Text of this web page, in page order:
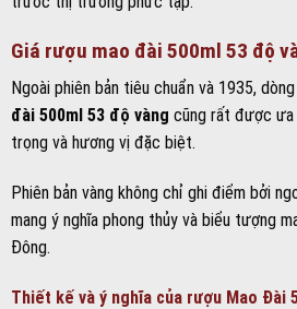
Giá rượu mao đài 500ml 53 độ
Ngoài phiên bản tiêu chuẩn và 1935,
đài 500ml 53 độ vàng cũng rất được ưa
trọng và hương vị đặc biệt.
Phiên bản vàng không chỉ ghi điểm bởi
mang ý nghĩa phong thủy và biểu tượng
Đông.
Thiết kế và ý nghĩa của rượu Mao Đài